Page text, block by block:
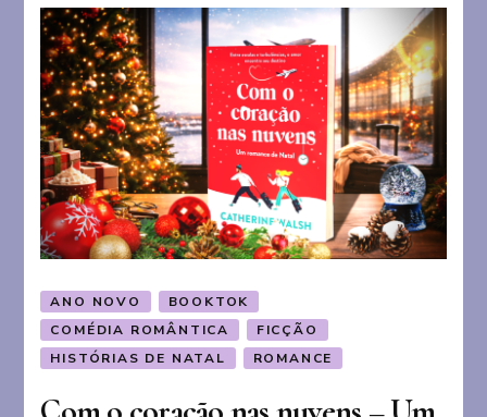
ANO NOVO
BOOKTOK
COMÉDIA ROMÂNTICA
FICÇÃO
HISTÓRIAS DE NATAL
ROMANCE